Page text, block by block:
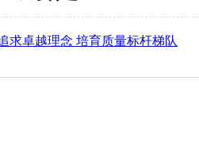
求卓越理念 培育质量标杆梯队